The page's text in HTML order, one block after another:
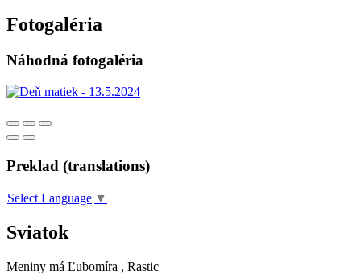
Fotogaléria
Náhodná fotogaléria
Preklad (translations)
Select Language ▼
Sviatok
Meniny má Ľubomíra , Rastic